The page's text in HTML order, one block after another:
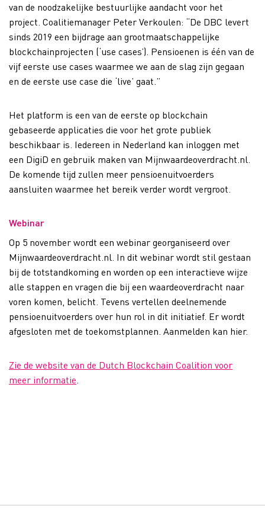
van de noodzakelijke bestuurlijke aandacht voor het
project. Coalitiemanager Peter Verkoulen: “De DBC levert
sinds 2019 een bijdrage aan grootmaatschappelijke
blockchainprojecten (‘use cases’). Pensioenen is één van de
vijf eerste use cases waarmee we aan de slag zijn gegaan
en de eerste use case die ‘live’ gaat.”
Het platform is een van de eerste op blockchain
gebaseerde applicaties die voor het grote publiek
beschikbaar is. Iedereen in Nederland kan inloggen met
een DigiD en gebruik maken van Mijnwaardeoverdracht.nl.
De komende tijd zullen meer pensioenuitvoerders
aansluiten waarmee het bereik verder wordt vergroot.
Webinar
Op 5 november wordt een webinar georganiseerd over
Mijnwaardeoverdracht.nl. In dit webinar wordt stil gestaan
bij de totstandkoming en worden op een interactieve wijze
alle stappen en vragen die bij een waardeoverdracht naar
voren komen, belicht. Tevens vertellen deelnemende
pensioenuitvoerders over hun rol in dit initiatief. Er wordt
afgesloten met de toekomstplannen. Aanmelden kan hier.
Zie de website van de Dutch Blockchain Coalition voor
meer informatie